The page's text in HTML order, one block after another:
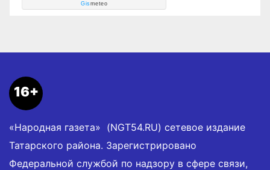
Gismeteo
16+
«Народная газета» (NGT54.RU) сетевое издание
Татарского района. Зарегистрировано
Федеральной службой по надзору в сфере связи,